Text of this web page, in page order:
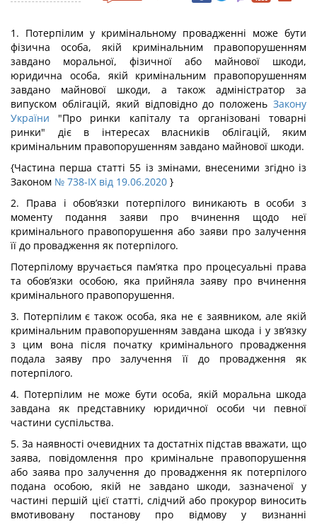
1. Потерпілим у кримінальному провадженні може бути
фізична особа, якій кримінальним правопорушенням
завдано моральної, фізичної або майнової шкоди,
юридична особа, якій кримінальним правопорушенням
завдано майнової шкоди, а також адміністратор за
випуском облігацій, який відповідно до положень Закону
України "Про ринки капіталу та організовані товарні
ринки" діє в інтересах власників облігацій, яким
кримінальним правопорушенням завдано майнової шкоди.
{Частина перша статті 55 із змінами, внесеними згідно із
Законом № 738-IX від 19.06.2020 }
2. Права і обов’язки потерпілого виникають в особи з
моменту подання заяви про вчинення щодо неї
кримінального правопорушення або заяви про залучення
її до провадження як потерпілого.
Потерпілому вручається пам’ятка про процесуальні права
та обов’язки особою, яка прийняла заяву про вчинення
кримінального правопорушення.
3. Потерпілим є також особа, яка не є заявником, але якій
кримінальним правопорушенням завдана шкода і у зв’язку
з цим вона після початку кримінального провадження
подала заяву про залучення її до провадження як
потерпілого.
4. Потерпілим не може бути особа, якій моральна шкода
завдана як представнику юридичної особи чи певної
частини суспільства.
5. За наявності очевидних та достатніх підстав вважати, що
заява, повідомлення про кримінальне правопорушення
або заява про залучення до провадження як потерпілого
подана особою, якій не завдано шкоди, зазначеної у
частині першій цієї статті, слідчий або прокурор виносить
вмотивовану постанову про відмову у визнанні